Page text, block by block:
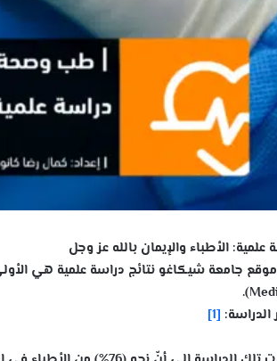
علمية: الأطباء والإيمان بالله عز وجل
[1]